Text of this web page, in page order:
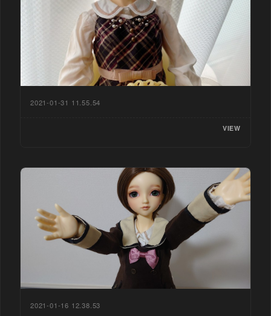
2021-01-31 11.55.54
VIEW
2021-01-16 12.38.53